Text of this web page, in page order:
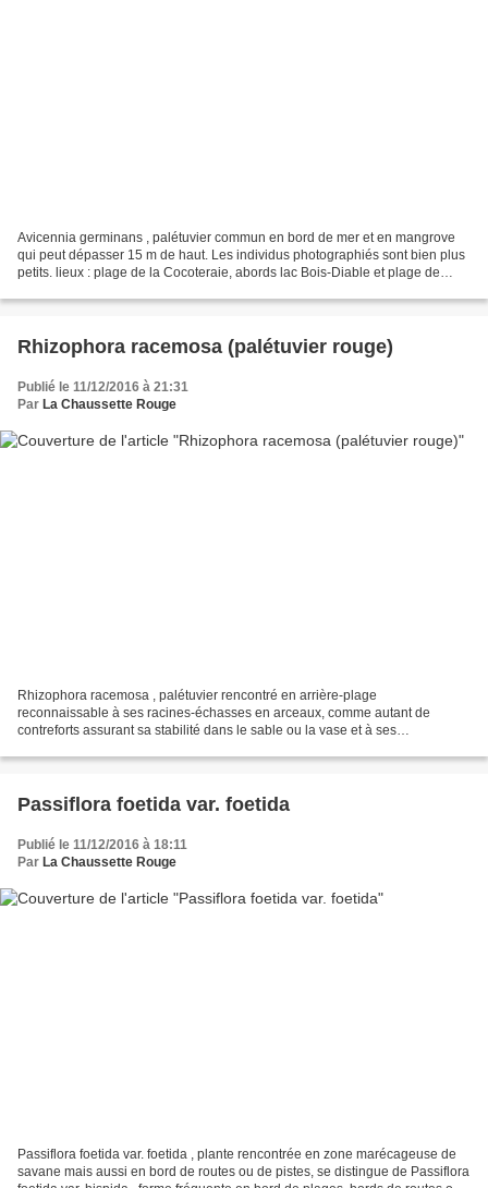
Avicennia germinans , palétuvier commun en bord de mer et en mangrove
qui peut dépasser 15 m de haut. Les individus photographiés sont bien plus
petits. lieux : plage de la Cocoteraie, abords lac Bois-Diable et plage de
Rhizophora racemosa (palétuvier rouge)
Publié le 11/12/2016 à 21:31
Par La Chaussette Rouge
Rhizophora racemosa , palétuvier rencontré en arrière-plage
reconnaissable à ses racines-échasses en arceaux, comme autant de
contreforts assurant sa stabilité dans le sable ou la vase et à ses
Passiflora foetida var. foetida
Publié le 11/12/2016 à 18:11
Par La Chaussette Rouge
Passiflora foetida var. foetida , plante rencontrée en zone marécageuse de
savane mais aussi en bord de routes ou de pistes, se distingue de Passiflora